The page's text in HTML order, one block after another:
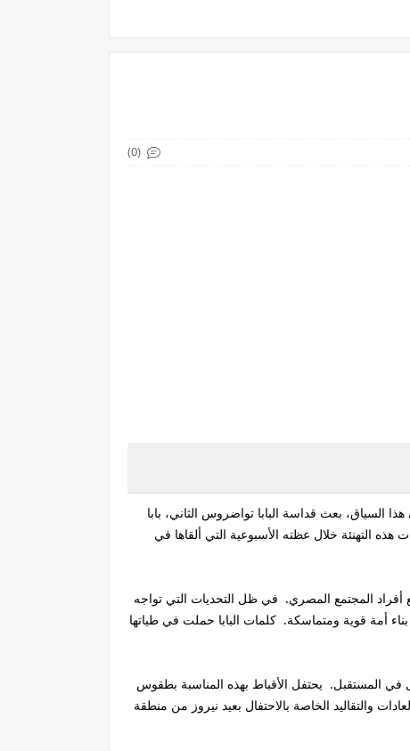
(0)
السياق، بعث قداسة البابا تواضروس الثاني، بابا
هذه التهنئة خلال عظته الأسبوعية التي ألقاها في
أفراد المجتمع المصري. في ظل التحديات التي تواجه
أمة قوية ومتماسكة. كلمات البابا حملت في طياتها
في المستقبل. يحتفل الأقباط بهذه المناسبة بطقوس
والتقاليد الخاصة بالاحتفال بعيد نيروز من منطقة